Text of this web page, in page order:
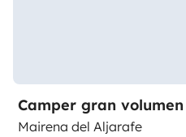
Camper gran volumen
Mairena del Aljarafe